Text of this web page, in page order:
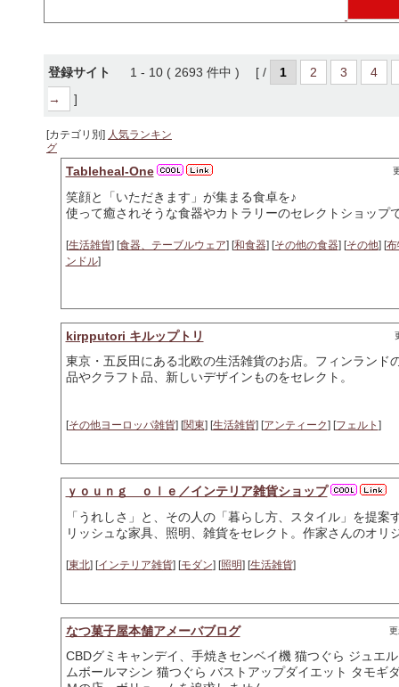
登録サイト 1 - 10 ( 2693 件中 ) [ / 1 2 3
4
→
]
[カテゴリ別] 人気ランキン
グ
Tableheal-One
笑顔と「いただきます」が集まる食卓を♪
使って癒されそうな食器やカトラリーのセレクトショップ
[生活雑貨] [食器、テーブルウェア] [和食器] [その他の食器] [その他] [布
ンドル]
kirpputori キルップトリ
東京・五反田にある北欧の生活雑貨のお店。フィンランド
品やクラフト品、新しいデザインものをセレクト。
[その他ヨーロッパ雑貨] [関東] [生活雑貨] [アンティーク] [フェルト ]
ｙｏｕｎｇ ｏｌｅ／インテリア雑貨ショップ
「うれしさ」と、その人の「暮らし方、スタイル」を提
リッシュな家具、照明、雑貨をセレクト。作家さんのオリ
[東北] [インテリア雑貨] [モダン] [照明] [生活雑貨]
なつ菓子屋本舗アメーバブログ
CBDグミキャンデイ、手焼きセンベイ機 猫つぐら ジュエ
ムボールマシン 猫つぐら バストアップダイエット タモギ